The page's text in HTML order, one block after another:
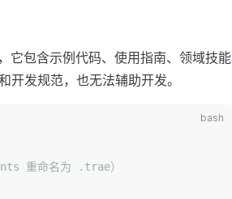
，它包含示例代码、使用指南、领域技能
发规范，也无法辅助开发。
重命名为 .trae）